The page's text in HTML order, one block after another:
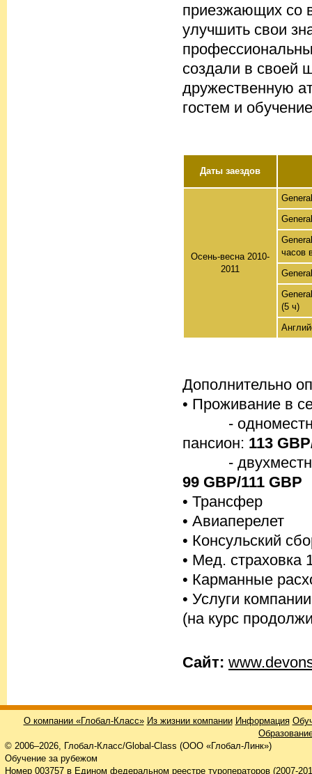
приезжающих со
улучшить свои
создали в своей
дружественную
гостем и
Даты заездов
Осень-весна 2010-
2011
часов
(5 ч)
Дополнительно
• Проживание в
- одноместное
пансион: 113
- двухместное
99 GBP/111 GBP
• Трансфер
• Авиаперелет
• Консульский
• Мед. страховка
• Карманные
• Услуги
(на курс
Сайт:
О компании «Глобал-Класс» Из жизнии компании Информация
© 2006–2026, Глобал-Класс/Global-Class (ООО «Глобал-Линк»)
Обучение за рубежом
Номер 003757 в Едином федеральном реестре туроператоров (2007-